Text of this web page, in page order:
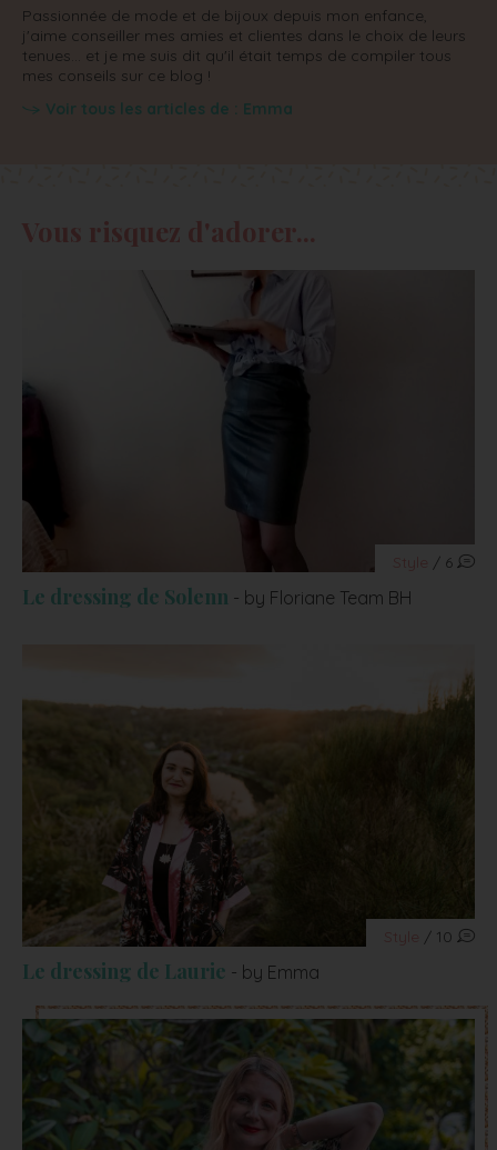
Passionnée de mode et de bijoux depuis mon enfance,
j'aime conseiller mes amies et clientes dans le choix de leurs
tenues... et je me suis dit qu'il était temps de compiler tous
mes conseils sur ce blog !
Voir tous les articles de : Emma
/ 6
Le dressing de Solenn - by Floriane Team BH
/ 10
Le dressing de Laurie - by Emma